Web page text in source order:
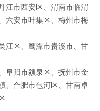
江市西安区、渭南市临渭
六安市叶集区、梅州市梅
江区、鹰潭市贵溪市、甘
阜阳市颍泉区、抚州市金
、合肥市包河区、甘南卓